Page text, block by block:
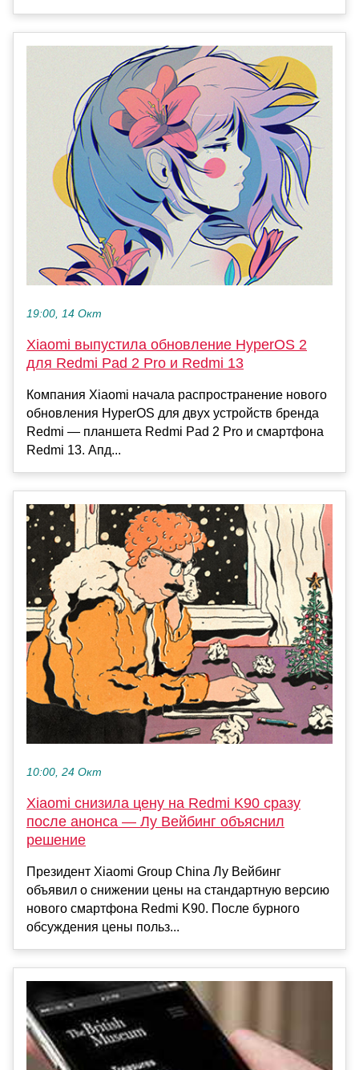
19:00, 14 Окт
Xiaomi выпустила обновление HyperOS 2
для Redmi Pad 2 Pro и Redmi 13
Компания Xiaomi начала распространение нового
обновления HyperOS для двух устройств бренда
Redmi — планшета Redmi Pad 2 Pro и смартфона
Redmi 13. Апд...
10:00, 24 Окт
Xiaomi снизила цену на Redmi K90 сразу
после анонса — Лу Вейбинг объяснил
решение
Президент Xiaomi Group China Лу Вейбинг
объявил о снижении цены на стандартную версию
нового смартфона Redmi K90. После бурного
обсуждения цены польз...